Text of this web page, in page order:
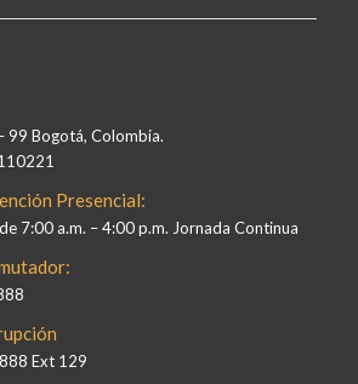
99 Bogotá, Colombia.
Presencial:
7:00 a.m. – 4:00 p.m. Jornada Continua
Ext 129